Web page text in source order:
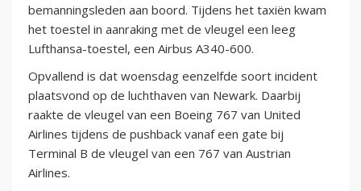
bemanningsleden aan boord. Tijdens het taxiën kwam
het toestel in aanraking met de vleugel een leeg
Lufthansa-toestel, een Airbus A340-600.
Opvallend is dat woensdag eenzelfde soort incident
plaatsvond op de luchthaven van Newark. Daarbij
raakte de vleugel van een Boeing 767 van United
Airlines tijdens de pushback vanaf een gate bij
Terminal B de vleugel van een 767 van Austrian
Airlines.